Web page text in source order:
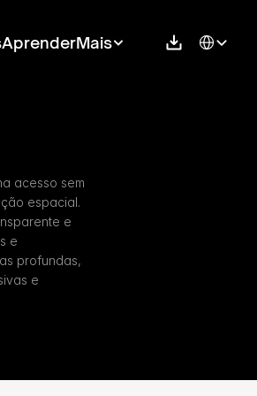
AprenderMais Select
acesso sem
espacial.
e
e
profundas,
e